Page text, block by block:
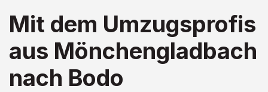
Mit dem Umzugsprofis
aus Mönchengladbach
nach Bodo